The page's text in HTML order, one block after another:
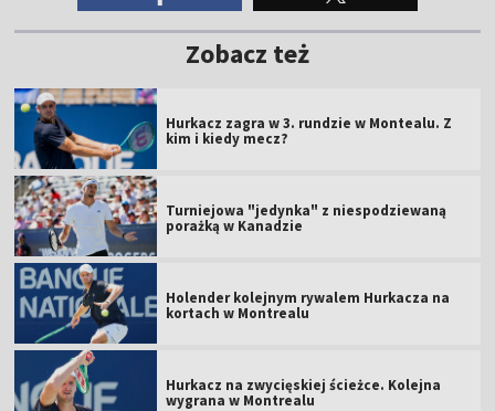
Zobacz też
Hurkacz zagra w 3. rundzie w Montealu. Z
kim i kiedy mecz?
Turniejowa "jedynka" z niespodziewaną
porażką w Kanadzie
Holender kolejnym rywalem Hurkacza na
kortach w Montrealu
Hurkacz na zwycięskiej ścieżce. Kolejna
wygrana w Montrealu